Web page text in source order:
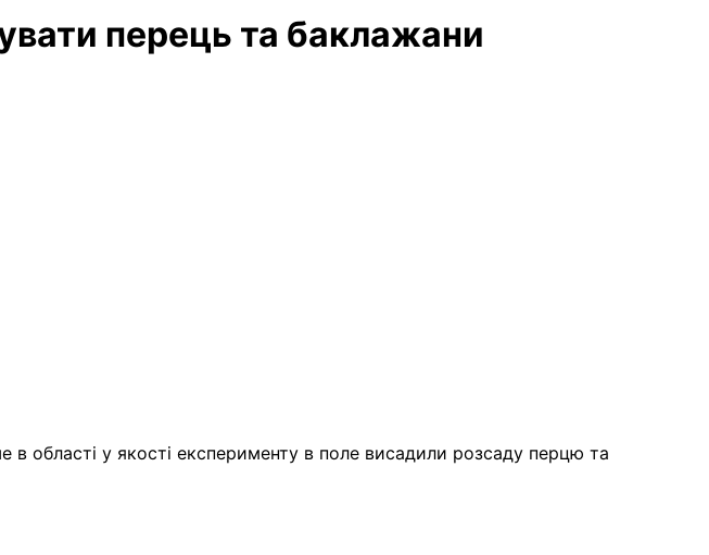
перець та баклажани
в області у якості експерименту в поле висадили розсаду перцю та